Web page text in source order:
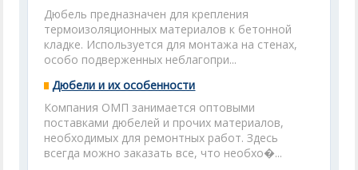
Дюбель предназначен для крепления
термоизоляционных материалов к бетонной
кладке. Используется для монтажа на стенах,
особо подверженных неблагопри...
Дюбели и их особенности
Компания ОМП занимается оптовыми
поставками дюбелей и прочих материалов,
необходимых для ремонтных работ. Здесь
всегда можно заказать все, что необхо�...